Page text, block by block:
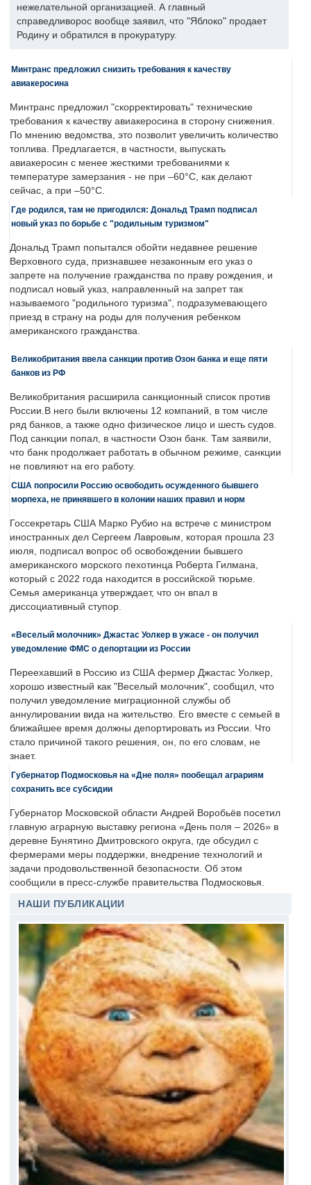
нежелательной организацией. А главный
справедливорос вообще заявил, что "Яблоко" продает
Родину и обратился в прокуратуру.
Минтранс предложил снизить требования к качеству
авиакеросина
Минтранс предложил "скорректировать" технические
требования к качеству авиакеросина в сторону снижения.
По мнению ведомства, это позволит увеличить количество
топлива. Предлагается, в частности, выпускать
авиакеросин с менее жесткими требованиями к
температуре замерзания - не при –60°C, как делают
сейчас, а при –50°C.
Где родился, там не пригодился: Дональд Трамп подписал
новый указ по борьбе с "родильным туризмом"
Дональд Трамп попытался обойти недавнее решение
Верховного суда, признавшее незаконным его указ о
запрете на получение гражданства по праву рождения, и
подписал новый указ, направленный на запрет так
называемого "родильного туризма", подразумевающего
приезд в страну на роды для получения ребенком
американского гражданства.
Великобритания ввела санкции против Озон банка и еще пяти
банков из РФ
Великобритания расширила санкционный список против
России.В него были включены 12 компаний, в том числе
ряд банков, а также одно физическое лицо и шесть судов.
Под санкции попал, в частности Озон банк. Там заявили,
что банк продолжает работать в обычном режиме, санкции
не повлияют на его работу.
США попросили Россию освободить осужденного бывшего
морпеха, не принявшего в колонии наших правил и норм
Госсекретарь США Марко Рубио на встрече с министром
иностранных дел Сергеем Лавровым, которая прошла 23
июля, подписал вопрос об освобождении бывшего
американского морского пехотинца Роберта Гилмана,
который с 2022 года находится в российской тюрьме.
Семья американца утверждает, что он впал в
диссоциативный ступор.
«Веселый молочник» Джастас Уолкер в ужасе - он получил
уведомление ФМС о депортации из России
Переехавший в Россию из США фермер Джастас Уолкер,
хорошо известный как "Веселый молочник", сообщил, что
получил уведомление миграционной службы об
аннулировании вида на жительство. Его вместе с семьей в
ближайшее время должны депортировать из России. Что
стало причиной такого решения, он, по его словам, не
знает.
Губернатор Подмосковья на «Дне поля» пообещал аграриям
сохранить все субсидии
Губернатор Московской области Андрей Воробьёв посетил
главную аграрную выставку региона «День поля – 2026» в
деревне Бунятино Дмитровского округа, где обсудил с
фермерами меры поддержки, внедрение технологий и
задачи продовольственной безопасности. Об этом
сообщили в пресс-службе правительства Подмосковья.
НАШИ ПУБЛИКАЦИИ